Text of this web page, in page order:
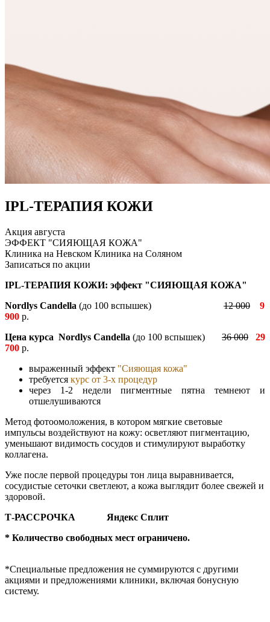
IPL-ТЕРАПИЯ КОЖИ
Акция августа
ЭФФЕКТ "СИЯЮЩАЯ КОЖА"
Клиника на Невском Клиника на Соляном
Записаться по акции
IPL-ТЕРАПИЯ КОЖИ: эффект "СИЯЮЩАЯ КОЖА"
Nordlys Candella (до 100 вспышек) 12 000
9
900 р.
Цена курса Nordlys Candella (до 100 вспышек) 36 000
29
700 р.
выраженный эффект "Сияющая кожа"
требуется курс от 3-х процедур
через 1-2 недели пигментные пятна темнеют и
отшелушиваются
Метод фотоомоложения, в котором мягкие световые
импульсы воздействуют на кожу: осветляют пигментацию,
уменьшают видимость сосудов и стимулируют выработку
коллагена.
Уже после первой процедуры тон лица выравнивается,
сосудистые сеточки светлеют, а кожа выглядит более свежей и
здоровой.
Т-РАССРОЧКА Яндекс Сплит
* Количество свободных мест ограничено.
*Специальные предложения не суммируются с другими
акциями и предложениями клиники, включая бонусную
систему.